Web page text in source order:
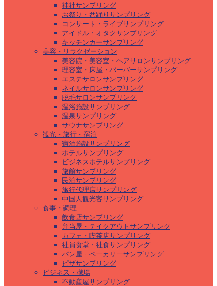
神社サンプリング
お祭り・盆踊りサンプリング
コンサート・ライブサンプリング
アイドル・オタクサンプリング
キッチンカーサンプリング
美容・リラクゼーション
美容院・美容室・ヘアサロンサンプリング
理容室・床屋・バーバーサンプリング
エステサロンサンプリング
ネイルサロンサンプリング
脱毛サロンサンプリング
温浴施設サンプリング
温泉サンプリング
サウナサンプリング
観光・旅行・宿泊
宿泊施設サンプリング
ホテルサンプリング
ビジネスホテルサンプリング
旅館サンプリング
民泊サンプリング
旅行代理店サンプリング
中国人観光客サンプリング
食事・調理
飲食店サンプリング
弁当屋・テイクアウトサンプリング
カフェ・喫茶店サンプリング
社員食堂・社食サンプリング
パン屋・ベーカリーサンプリング
ピザサンプリング
ビジネス・職場
不動産屋サンプリング